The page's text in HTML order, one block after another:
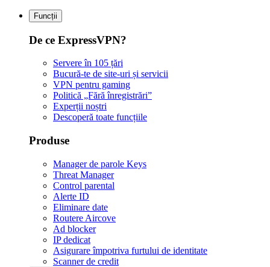
Funcții
De ce ExpressVPN?
Servere în 105 țări
Bucură-te de site-uri și servicii
VPN pentru gaming
Politică „Fără înregistrări”
Experții noștri
Descoperă toate funcțiile
Produse
Manager de parole Keys
Threat Manager
Control parental
Alerte ID
Eliminare date
Routere Aircove
Ad blocker
IP dedicat
Asigurare împotriva furtului de identitate
Scanner de credit